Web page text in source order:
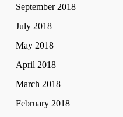
September 2018
July 2018
May 2018
April 2018
March 2018
February 2018